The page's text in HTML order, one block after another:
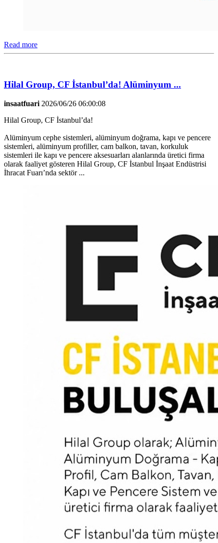
Read more
Hilal Group, CF İstanbul’da! Alüminyum ...
insaatfuari 2026/06/26 06:00:08
Hilal Group, CF İstanbul’da!
Alüminyum cephe sistemleri, alüminyum doğrama, kapı ve pencere
sistemleri, alüminyum profiller, cam balkon, tavan, korkuluk
sistemleri ile kapı ve pencere aksesuarları alanlarında üretici firma
olarak faaliyet gösteren Hilal Group, CF İstanbul İnşaat Endüstrisi
İhracat Fuarı’nda sektör ...